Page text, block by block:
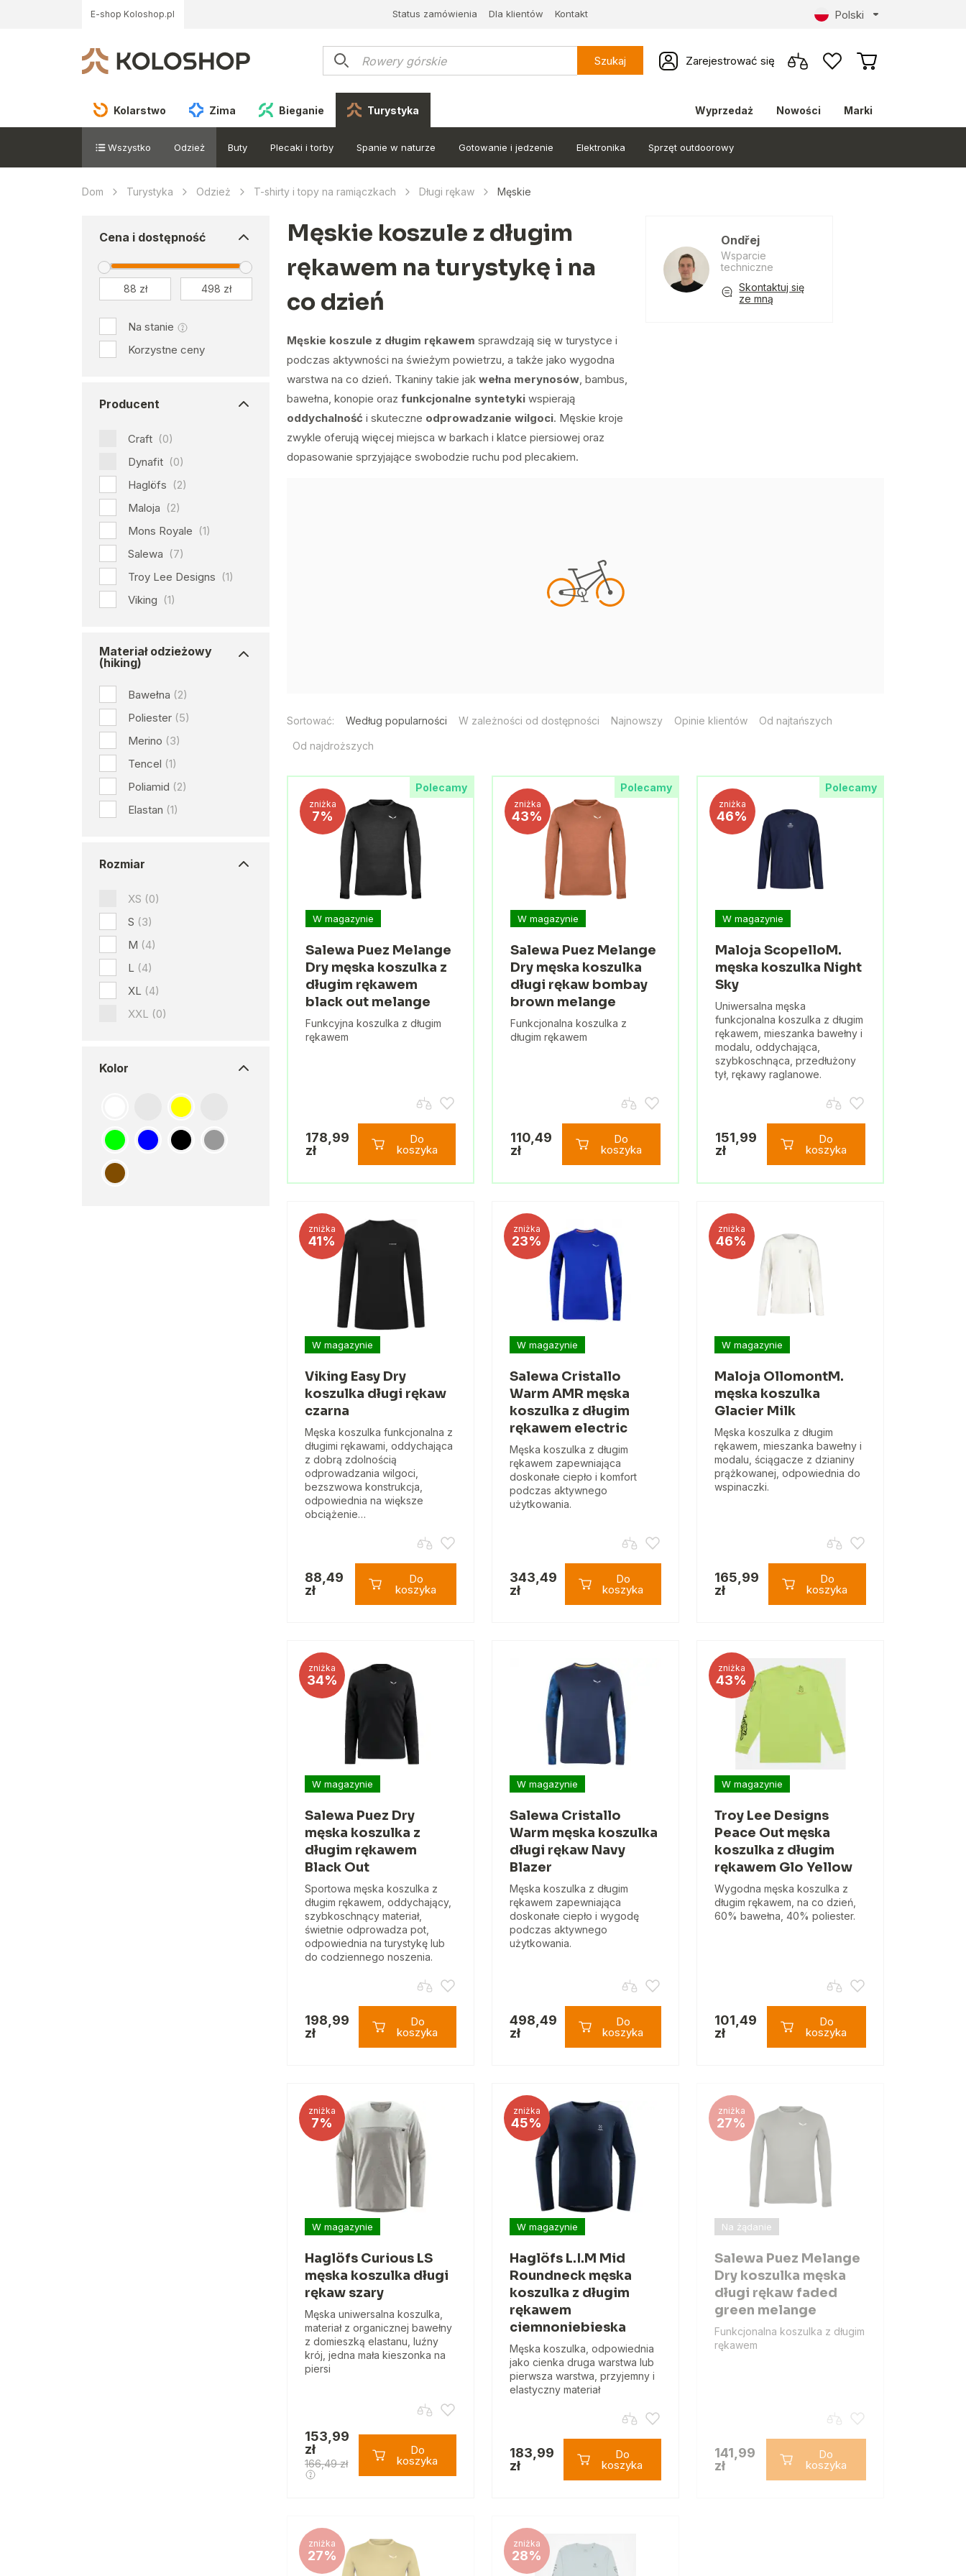
E-shop Koloshop.pl Status zamówienia Dla klientów Kontakt Polski
Szukaj Zarejestrować się
Kolarstwo Zima Bieganie Turystyka Wyprzedaż Nowości Marki
Wszystko Odzież Buty Plecaki i torby Spanie w naturze Gotowanie i jedzenie Elektronika Sprzęt outdoorowy
Dom Turystyka Odzież T-shirty i topy na ramiączkach Długi rękaw Męskie
Cena i dostępność
Na stanie
Korzystne ceny
Producent
Craft (0)
Dynafit (0)
Haglöfs (2)
Maloja (2)
Mons Royale (1)
Salewa (7)
Troy Lee Designs (1)
Viking (1)
Materiał odzieżowy
(hiking)
Bawełna (2)
Poliester (5)
Merino (3)
Tencel (1)
Poliamid (2)
Elastan (1)
Rozmiar
XS (0)
S (3)
M (4)
L (4)
XL (4)
XXL (0)
Kolor
Męskie koszule z długim
rękawem na turystykę i na
co dzień
Męskie koszule z długim rękawem sprawdzają się w turystyce i
podczas aktywności na świeżym powietrzu, a także jako wygodna
warstwa na co dzień. Tkaniny takie jak wełna merynosów, bambus,
bawełna, konopie oraz funkcjonalne syntetyki wspierają
oddychalność i skuteczne odprowadzanie wilgoci. Męskie kroje
zwykle oferują więcej miejsca w barkach i klatce piersiowej oraz
dopasowanie sprzyjające swobodzie ruchu pod plecakiem.
Ondřej
Wsparcie
techniczne
Skontaktuj się
ze mną
Sortować: Według popularności W zależności od dostępności Najnowszy Opinie klientów Od najtańszych
Od najdroższych
Polecamy
zniżka
7%
W magazynie
Salewa Puez Melange
Dry męska koszulka z
długim rękawem
black out melange
Funkcyjna koszulka z długim
rękawem
178,99
zł
Do
koszyka
Polecamy
zniżka
43%
W magazynie
Salewa Puez Melange
Dry męska koszulka
długi rękaw bombay
brown melange
Funkcjonalna koszulka z
długim rękawem
110,49
zł
Do
koszyka
Polecamy
zniżka
46%
W magazynie
Maloja ScopelloM.
męska koszulka Night
Sky
Uniwersalna męska
funkcjonalna koszulka z długim
rękawem, mieszanka bawełny i
modalu, oddychająca,
szybkoschnąca, przedłużony
tył, rękawy raglanowe.
151,99
zł
Do
koszyka
zniżka
41%
W magazynie
Viking Easy Dry
koszulka długi rękaw
czarna
Męska koszulka funkcjonalna z
długimi rękawami, oddychająca
z dobrą zdolnością
odprowadzania wilgoci,
bezszwowa konstrukcja,
odpowiednia na większe
obciążenie…
88,49
zł
Do
koszyka
zniżka
23%
W magazynie
Salewa Cristallo
Warm AMR męska
koszulka z długim
rękawem electric
Męska koszulka z długim
rękawem zapewniająca
doskonałe ciepło i komfort
podczas aktywnego
użytkowania.
343,49
zł
Do
koszyka
zniżka
46%
W magazynie
Maloja OllomontM.
męska koszulka
Glacier Milk
Męska koszulka z długim
rękawem, mieszanka bawełny i
modalu, ściągacze z dzianiny
prążkowanej, odpowiednia do
wspinaczki.
165,99
zł
Do
koszyka
zniżka
34%
W magazynie
Salewa Puez Dry
męska koszulka z
długim rękawem
Black Out
Sportowa męska koszulka z
długim rękawem, oddychający,
szybkoschnący materiał,
świetnie odprowadza pot,
odpowiednia na turystykę lub
do codziennego noszenia.
198,99
zł
Do
koszyka
W magazynie
Salewa Cristallo
Warm męska koszulka
długi rękaw Navy
Blazer
Męska koszulka z długim
rękawem zapewniająca
doskonałe ciepło i wygodę
podczas aktywnego
użytkowania.
498,49
zł
Do
koszyka
zniżka
43%
W magazynie
Troy Lee Designs
Peace Out męska
koszulka z długim
rękawem Glo Yellow
Wygodna męska koszulka z
długim rękawem, na co dzień,
60% bawełna, 40% poliester.
101,49
zł
Do
koszyka
zniżka
7%
W magazynie
Haglöfs Curious LS
męska koszulka długi
rękaw szary
Męska uniwersalna koszulka,
materiał z organicznej bawełny
z domieszką elastanu, luźny
krój, jedna mała kieszonka na
piersi
153,99
zł
166,49 zł
Do
koszyka
zniżka
45%
W magazynie
Haglöfs L.I.M Mid
Roundneck męska
koszulka z długim
rękawem
ciemnoniebieska
Męska koszulka, odpowiednia
jako cienka druga warstwa lub
pierwsza warstwa, przyjemny i
elastyczny materiał
183,99
zł
Do
koszyka
zniżka
27%
Na żądanie
Salewa Puez Melange
Dry koszulka męska
długi rękaw faded
green melange
Funkcjonalna koszulka z długim
rękawem
141,99
zł
Do
koszyka
zniżka
27%
zniżka
28%